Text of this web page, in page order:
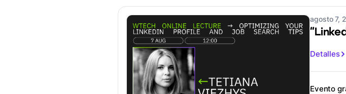
agosto 7,
Detalles
Evento